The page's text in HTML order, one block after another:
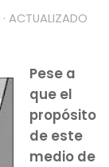
· ACTUALIZADO
Pese a
que el
propósito
de este
medio de